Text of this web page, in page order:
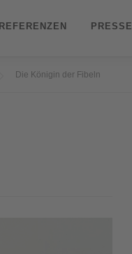
REFERENZEN PRESSE
Die Königin der Fibeln